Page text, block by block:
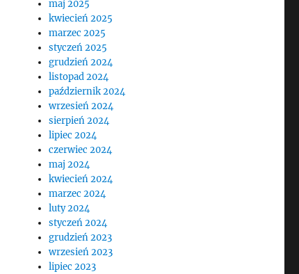
maj 2025
kwiecień 2025
marzec 2025
styczeń 2025
grudzień 2024
listopad 2024
październik 2024
wrzesień 2024
sierpień 2024
lipiec 2024
czerwiec 2024
maj 2024
kwiecień 2024
marzec 2024
luty 2024
styczeń 2024
grudzień 2023
wrzesień 2023
lipiec 2023